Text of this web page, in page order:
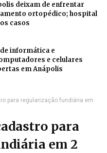
deixam de enfrentar
ortopédico; hospital
casos
informática e
e celulares
em Anápolis
para regularização fundiária em
para
em 2